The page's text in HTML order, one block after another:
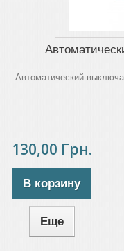
Автоматический
130,00 Грн.
В корзину
Еще